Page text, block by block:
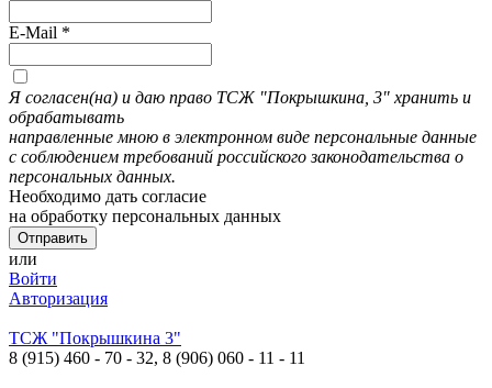
E-Mail *
Я согласен(на) и даю право ТСЖ "Покрышкина, 3" хранить и
обрабатывать
направленные мною в электронном виде персональные данные
с соблюдением требований российского законодательства о
персональных данных.
Необходимо дать согласие
на обработку персональных данных
или
Войти
Авторизация
ТСЖ "Покрышкина 3"
8 (915) 460 - 70 - 32, 8 (906) 060 - 11 - 11